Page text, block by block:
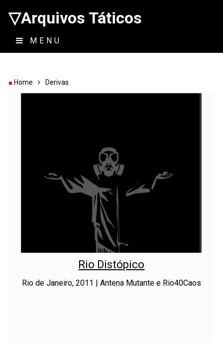
▽Arquivos Táticos
MENU
Home Derivas
Rio Distópico
Rio de Janeiro, 2011 | Antena Mutante e Rio40Caos